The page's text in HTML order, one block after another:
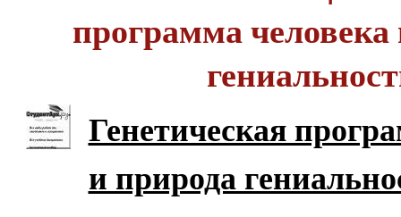
программа
Генетическая
и природа